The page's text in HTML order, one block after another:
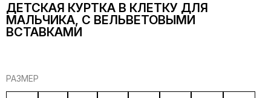
ДЕТСКАЯ КУРТКА В КЛЕТКУ ДЛЯ
МАЛЬЧИКА, С ВЕЛЬВЕТОВЫМИ
ВСТАВКАМИ
РАЗМЕР